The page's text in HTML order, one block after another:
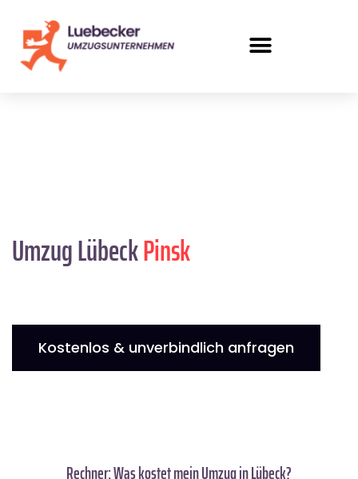
Umzug LübeckPinsk
Kostenlos & unverbindlich anfragen
Rechner: Was kostet mein Umzug in Lübeck?